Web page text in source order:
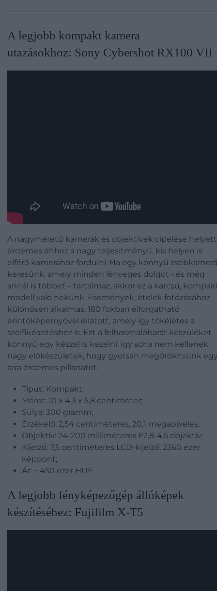
A legjobb kompakt kamera
utazásokhoz: Sony Cybershot RX100 VII
A nagyméretű kamerák és objektívek cipelése helyett
érdemes ehhez a nagy teljesítményű, kis helyen is
elférő kamerához fordulni. Ha egy könnyű
keresünk, amely minden lényeges dolgot - és még
annál is többet – tartalmaz, akkor ez a karcsú,
modell való nekünk. Események, ételek fotózásához
különösen alkalmas. 180 fokban elforgatható
érintőképernyővel ellátott, amely így tökéletes a
szelfikészítéshez is. Ezt a felhasználóbarát készüléket
könnyű egy kézzel is kezelni, így soha nem kellenek
nagy előkészületek, hogy gyorsan megörökítsünk
arra érdemes pillanatot.
Típus: Kompakt;
Méret: 10 x 4,3 x 5,8 centiméter;
Súlya: 300 gramm;
Érzékelő: 2,54 centiméteres, 20,1 megapixeles;
Objektív: 24-200 milliméteres F2,8-4,5 objektív;
Kijelző: 7,5 centiméteres LCD-kijelző, 2360 ezer
képpont;
Ár: ~ 450 ezer HUF
​A legjobb fényképezőgép állóképek
készítéséhez: Fujifilm X-T5